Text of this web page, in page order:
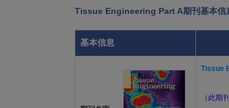
Tissue Engineering Part A期刊基本信
基本信息
Tissue
（此期